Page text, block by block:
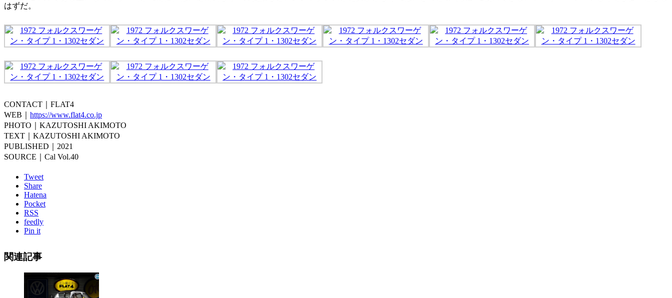
はずだ。
CONTACT｜FLAT4
WEB｜ https://www.flat4.co.jp
PHOTO｜KAZUTOSHI AKIMOTO
TEXT｜KAZUTOSHI AKIMOTO
PUBLISHED｜2021
SOURCE｜Cal Vol.40
Tweet
Share
Hatena
Pocket
RSS
feedly
Pin it
関連記事